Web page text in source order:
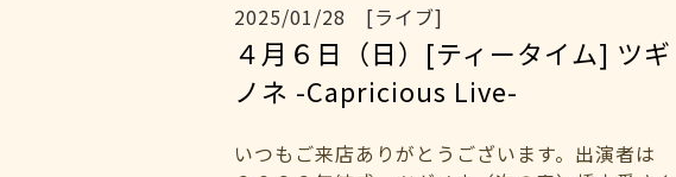
2025/01/28 [ライブ]
４月６日（日）[ティータイム] ツギ
ノネ -Capricious Live-
いつもご来店ありがとうございます。出演者は